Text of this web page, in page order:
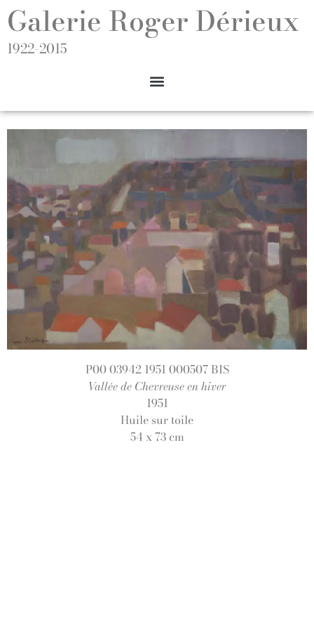
Galerie Roger Dérieux
1922-2015
P00 03942 1951 000507 BIS
Vallée de Chevreuse en hiver
1951
Huile sur toile
54 x 73 cm